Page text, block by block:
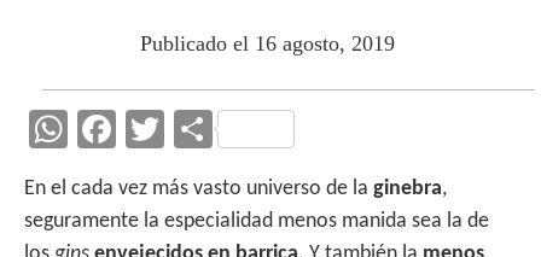
Publicado el 16 agosto, 2019
W
at
s
F
e
b
T
w
itt
er
C
o
m
p
En el cada vez más vasto universo de la ginebra,
seguramente la especialidad menos manida sea la de